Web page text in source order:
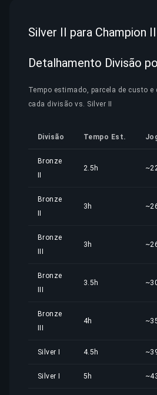
Silver II para Champion
Detalhamento Divisão
Tempo estimado, parcela de custo
cada divisão vs. Silver II
Divisão Tempo Est.
Bronze
2.5h
Bronze
3h
Bronze
3h
Bronze
3.5h
Bronze
4h
Silver I 4.5h
Silver I 5h